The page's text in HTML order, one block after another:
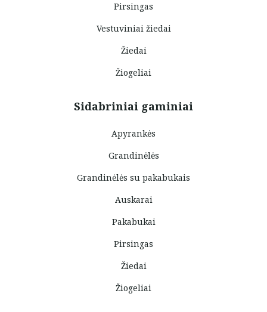
Pirsingas
Vestuviniai žiedai
Žiedai
Žiogeliai
Sidabriniai gaminiai
Apyrankės
Grandinėlės
Grandinėlės su pakabukais
Auskarai
Pakabukai
Pirsingas
Žiedai
Žiogeliai